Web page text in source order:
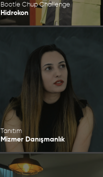
Bootle Chup Challenge
Hidrokon
Tanıtım
Mizmer Danışmanlık